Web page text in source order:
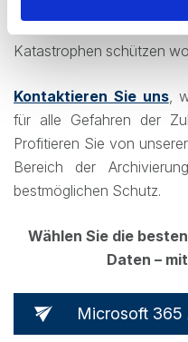
anderen Organisationen
Katastrophen schützen
Kontaktieren Sie uns,
für alle Gefahren der
Profitieren Sie von
Bereich der
bestmöglichen Schutz.
Wählen Sie die
Daten –
Microsoft 365